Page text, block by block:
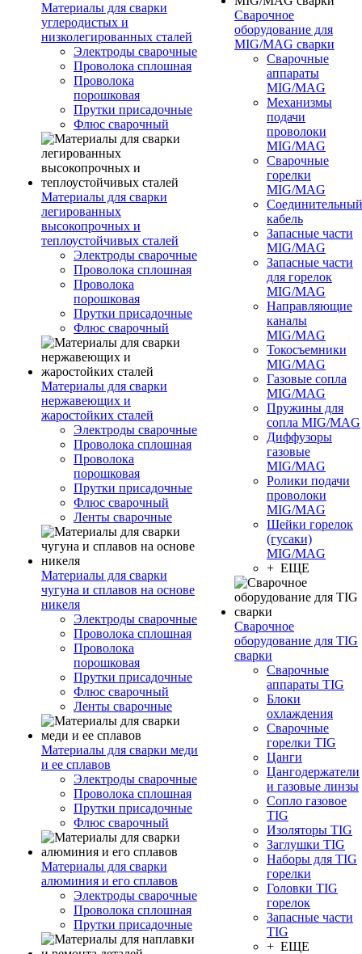
Материалы для сварки
углеродистых и
низколегированных сталей
Электроды сварочные
Проволока сплошная
Проволока
порошковая
Прутки присадочные
Флюс сварочный
Материалы для сварки
легированных
высокопрочных и
теплоустойчивых сталей
Электроды сварочные
Проволока сплошная
Проволока
порошковая
Прутки присадочные
Флюс сварочный
Материалы для сварки
нержавеющих и
жаростойких сталей
Электроды сварочные
Проволока сплошная
Проволока
порошковая
Прутки присадочные
Флюс сварочный
Ленты сварочные
Материалы для сварки
чугуна и сплавов на основе
никеля
Электроды сварочные
Проволока сплошная
Проволока
порошковая
Прутки присадочные
Флюс сварочный
Ленты сварочные
Материалы для сварки меди
и ее сплавов
Электроды сварочные
Проволока сплошная
Прутки присадочные
Флюс сварочный
Материалы для сварки
алюминия и его сплавов
Электроды сварочные
Проволока сплошная
Прутки присадочные
Сварочное
оборудование для
MIG/MAG сварки
Сварочные
аппараты
MIG/MAG
Механизмы
подачи
проволоки
MIG/MAG
Сварочные
горелки
MIG/MAG
Соединительный
кабель
Запасные части
MIG/MAG
Запасные части
для горелок
MIG/MAG
Направляющие
каналы
MIG/MAG
Токосъемники
MIG/MAG
Газовые сопла
MIG/MAG
Пружины для
сопла MIG/MAG
Диффузоры
газовые
MIG/MAG
Ролики подачи
проволоки
MIG/MAG
Шейки горелок
(гусаки)
MIG/MAG
+ ЕЩЕ
Сварочное
оборудование для TIG
сварки
Сварочные
аппараты TIG
Блоки
охлаждения
Сварочные
горелки TIG
Цанги
Цангодержатели
и газовые линзы
Сопло газовое
TIG
Изоляторы TIG
Заглушки TIG
Наборы для TIG
горелки
Головки TIG
горелок
Запасные части
TIG
+ ЕЩЕ